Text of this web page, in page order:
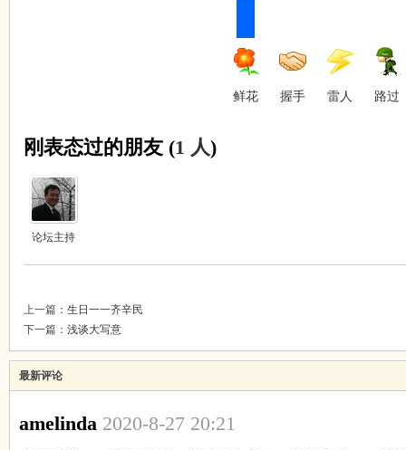
鲜花 握手 雷人 路过
刚表态过的朋友 (1 人)
论坛主持
上一篇： 生日一一齐辛民
下一篇： 浅谈大写意
最新评论
amelinda 2020-8-27 20:21